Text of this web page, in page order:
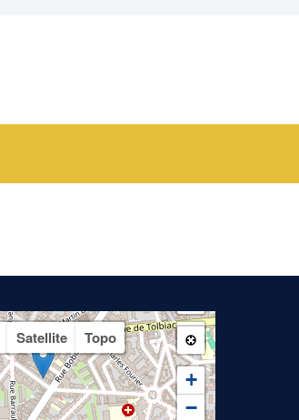
Satellite Topo
+
−